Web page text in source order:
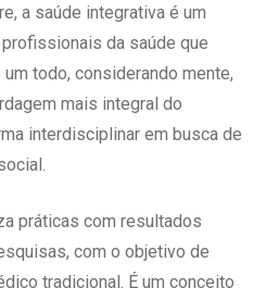
a saúde integrativa é um
da saúde que
todo, considerando mente,
mais integral do
interdisciplinar em busca de
práticas com resultados
com o objetivo de
tradicional. É um conceito